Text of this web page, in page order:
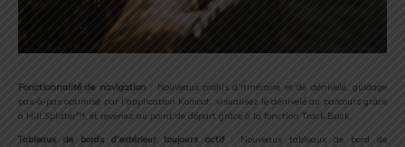
Fonctionnalité de navigation: Nouveaux profils d’itinéraire et de dénivelé, guidage
pas-à-pas optimisé par l’application Komoot, visualisez le dénivelé du parcours grâce
à Hill Splitter™, et revenez au point de départ grâce à la fonction Track Back.
Tableaux de bords d’extérieur toujours actif: Nouveaux tableaux de bord de